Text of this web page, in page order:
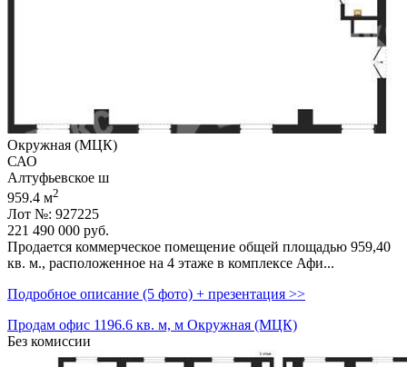
Окружная (МЦК)
САО
Алтуфьевское ш
959.4 м2
Лот №: 927225
221 490 000 руб.
Продается коммерческое помещение общей площадью 959,­40
кв. м.,­ расположенное на 4 этаже в комплексе Афи...
Подробное описание (5 фото) + презентация >>
Продам офис 1196.6 кв. м, м Окружная (МЦК)
Без комиссии